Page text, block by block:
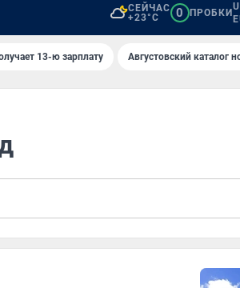
СЕЙЧАС
+23°C
0 ПРОБКИ
13-ю зарплату Августовский каталог